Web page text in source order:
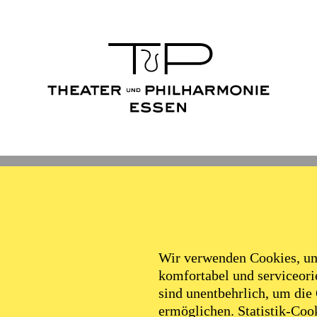
Wir verwenden Cookies,
komfortabel und
sind unentbehrlich, um
ermöglichen. Statistik-